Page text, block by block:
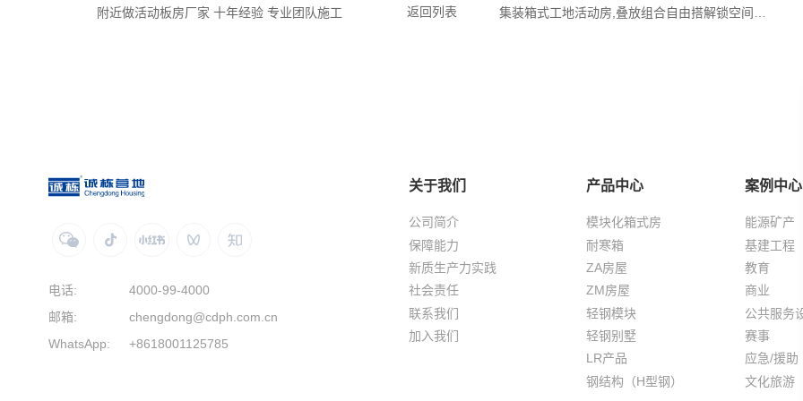
附近做活动板房厂家 十年经验 专业团队施工
返回列表
电话:
4000-99-4000
邮箱:
chengdong@cdph.com.cn
WhatsApp:
+8618001125785
关于我们
公司简介
保障能力
新质生产力实践
社会责任
联系我们
加入我们
产品中心
模块化箱式房
耐寒箱
ZA房屋
ZM房屋
轻钢模块
轻钢别墅
LR产品
钢结构（H型钢）
案例中心
能源矿产
基建工程
教育
商业
公共服务
赛事
应急/援助
文化旅游